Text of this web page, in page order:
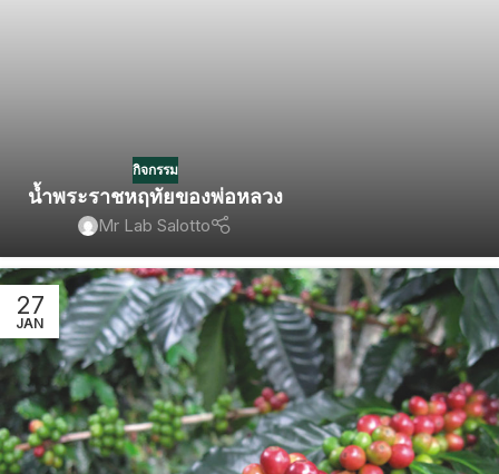
กิจกรรม
น้ำพระราชหฤทัยของพ่อหลวง
Mr Lab Salotto
27
JAN